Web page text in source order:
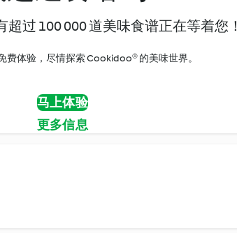
过 100 000 道美味食谱正在等着您！
费体验，尽情探索 Cookidoo® 的美味世界。
马上体验
更多信息